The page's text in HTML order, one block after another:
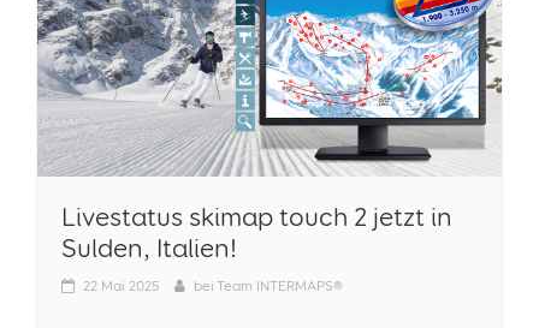
Livestatus skimap touch 2 jetzt in
Sulden, Italien!
22 Mai 2025 bei Team INTERMAPS®